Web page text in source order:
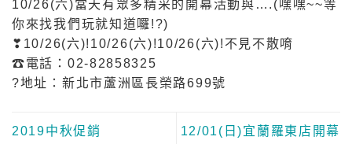
10/26(六)當天有眾多精采的開幕活動與….(嘿嘿~~等
你來找我們玩就知道囉!?)
❣ 10/26(六)!10/26(六)!10/26(六)!不見不散唷
☎電話：02-82858325
?地址：新北市蘆洲區長榮路699號
2019中秋促銷 12/01(日)宜蘭羅東店開幕